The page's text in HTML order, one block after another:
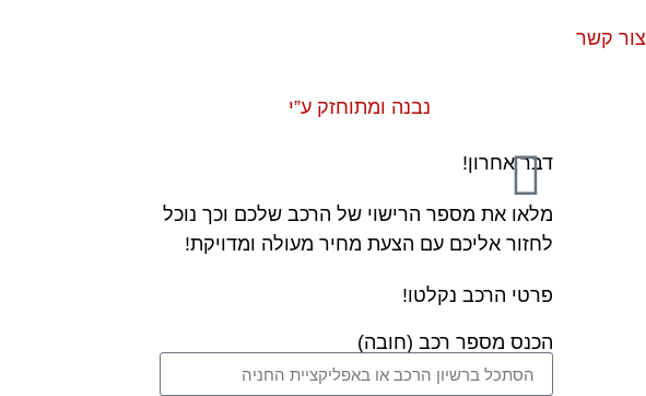
צור קשר
נבנה ומתוחזק ע”י
דבר אחרון!
מלאו את מספר הרישוי של הרכב שלכם וכך נוכל
לחזור אליכם עם הצעת מחיר מעולה ומדויקת!
פרטי הרכב נקלטו!
הכנס מספר רכב (חובה)